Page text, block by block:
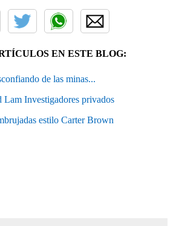
EN ESTE BLOG:
de las minas...
Lam Investigadores privados
estilo Carter Brown